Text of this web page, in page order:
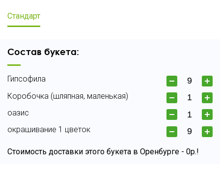
Стандарт
Состав букета:
Гипсофила
Коробочка (шляпная, маленькая)
оазис
окрашивание 1 цветок
Стоимость доставки этого букета в Оренбурге - 0р.!